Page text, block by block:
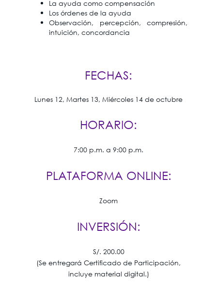
La ayuda como compensación
Los órdenes de la ayuda
Observación, percepción, compresión,
intuición, concordancia
FECHAS:
Lunes 12, Martes 13, Miércoles 14 de octubre
HORARIO:
7:00 p.m. a 9:00 p.m.
PLATAFORMA ONLINE:
Zoom
INVERSIÓN:
S/. 200.00
(Se entregará Certificado de Participación,
incluye material digital.)